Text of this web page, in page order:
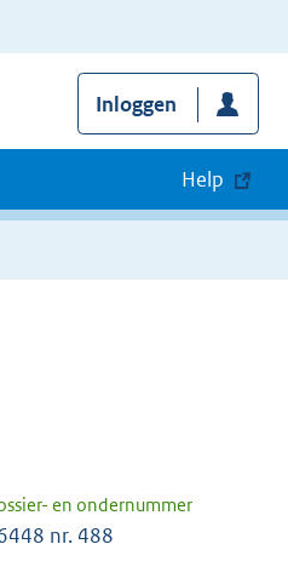
Inloggen
Help
en ondernummer
nr. 488